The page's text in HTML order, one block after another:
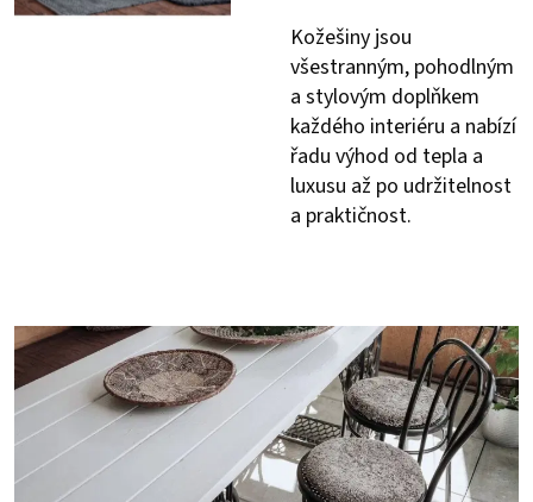
Kožešiny jsou
všestranným, pohodlným
a stylovým doplňkem
každého interiéru a nabízí
řadu výhod od tepla a
luxusu až po udržitelnost
a praktičnost.